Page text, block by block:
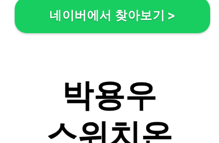
네이버에서 찾아보기 >